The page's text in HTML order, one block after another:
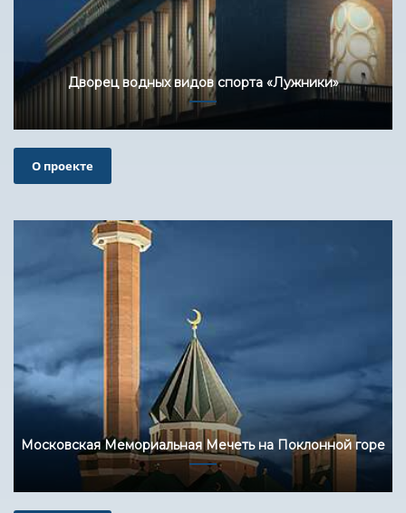
Дворец водных видов спорта «Лужники»
О проекте
Московская Мемориальная Мечеть на Поклонной горе